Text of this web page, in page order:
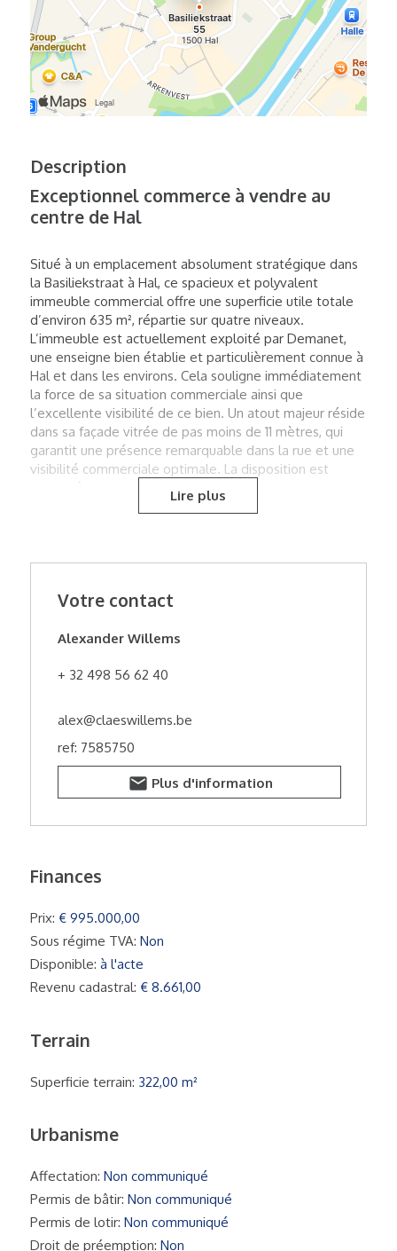
Description
Exceptionnel commerce à vendre au
centre de Hal
Situé à un emplacement absolument stratégique dans
la Basiliekstraat à Hal, ce spacieux et polyvalent
immeuble commercial offre une superficie utile totale
d’environ 635 m², répartie sur quatre niveaux.
L’immeuble est actuellement exploité par Demanet,
une enseigne bien établie et particulièrement connue à
Hal et dans les environs. Cela souligne immédiatement
la force de sa situation commerciale ainsi que
l’excellente visibilité de ce bien. Un atout majeur réside
dans sa façade vitrée de pas moins de 11 mètres, qui
garantit une présence remarquable dans la rue et une
visibilité commerciale optimale. La disposition est
particulièrement fonctionnelle, avec un espace
commercial d’environ 160 m² au rez-de-chaussée, un
d’environ 142 m², un espace de stockage attenant
avec une spacieuse terrasse, ainsi qu’au dernier étage
ouverte et un espace social avec douche, toilette et
bien bénéficie en outre d’une agréable luminosité
exceptionnelle pour les entrepreneurs, investisseurs ou
enseignes commerciales à la recherche d’espace, de
visibilité et d’une implantation stratégique au cœur
commerçant de Hal. Une occasion rare d’acquérir un
immeuble commercial emblématique sur l’un des
meilleurs emplacements de Hal.
Lire plus
Votre contact
Alexander Willems
+ 32 498 56 62 40
alex@claeswillems.be
ref: 7585750
Plus d'information
Finances
Prix: € 995.000,00
Sous régime TVA: Non
Disponible: à l'acte
Revenu cadastral: € 8.661,00
Terrain
Superficie terrain: 322,00 m²
Urbanisme
Affectation: Non communiqué
Permis de bâtir: Non communiqué
Permis de lotir: Non communiqué
Droit de préemption: Non